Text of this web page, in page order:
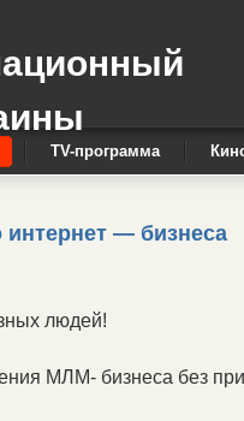
TV-программа
интернет — бизнеса
людей!
МЛМ- бизнеса без